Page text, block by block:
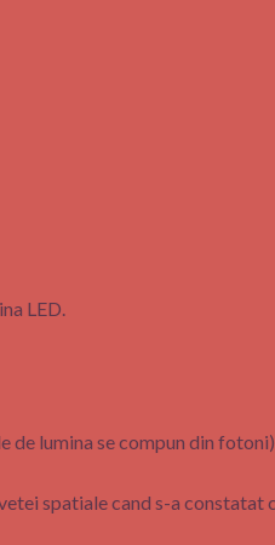
LED.
lumina se compun din
spatiale cand s-a constatat